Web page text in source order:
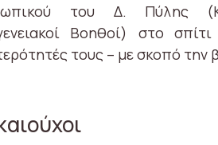
του Δ. Πύλης
Βοηθοί) στο
τους – με σκοπό